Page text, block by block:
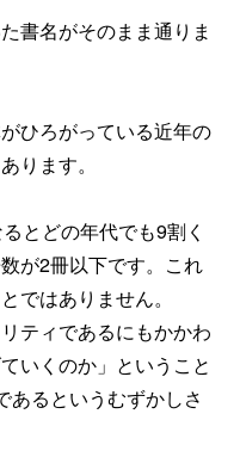
書名がそのまま通りま
ひろがっている近年の
ります。
とどの年代でも9割く
が2冊以下です。これ
ではありません。
ティであるにもかかわ
いくのか」ということ
あるというむずかしさ